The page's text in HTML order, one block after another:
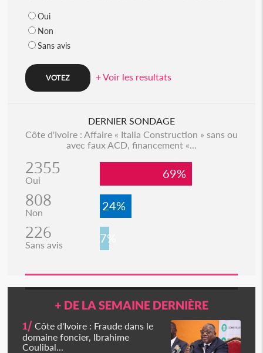
Oui
Non
Sans avis
+ Voir les resultats
DERNIER SONDAGE
Côte d'Ivoire : Affaire « Italia Construction » sans ou
avec faux ACD, financement «...
2355
Oui 69%
808
Non 24%
226
Sans avis 7%
+ DE LA SEMAINE DERNIÈRE
1/ Côte d'Ivoire : Fraude dans le
domaine foncier, Ibrahime
Coulibal...